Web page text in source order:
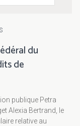
du
de
publique Petra
Alexia Bertrand, le
relative au